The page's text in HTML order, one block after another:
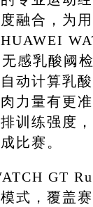
融合，为
感乳酸阈
动计算乳
力量有更准
训练强度
比赛。
GT
式，覆盖